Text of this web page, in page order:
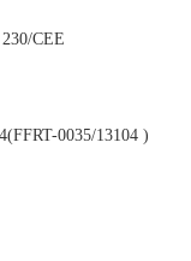
CEE
0035/13104 )